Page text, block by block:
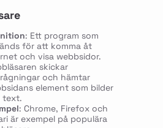
: Ett program som
för att komma åt
och visa webbsidor.
skickar
och hämtar
element som bilder
text.
: Chrome, Firefox och
är exempel på populära